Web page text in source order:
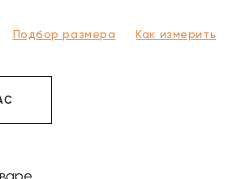
Подбор размера Как измерить